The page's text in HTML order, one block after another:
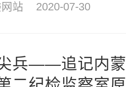
站 2020-07-30
兵——追记内